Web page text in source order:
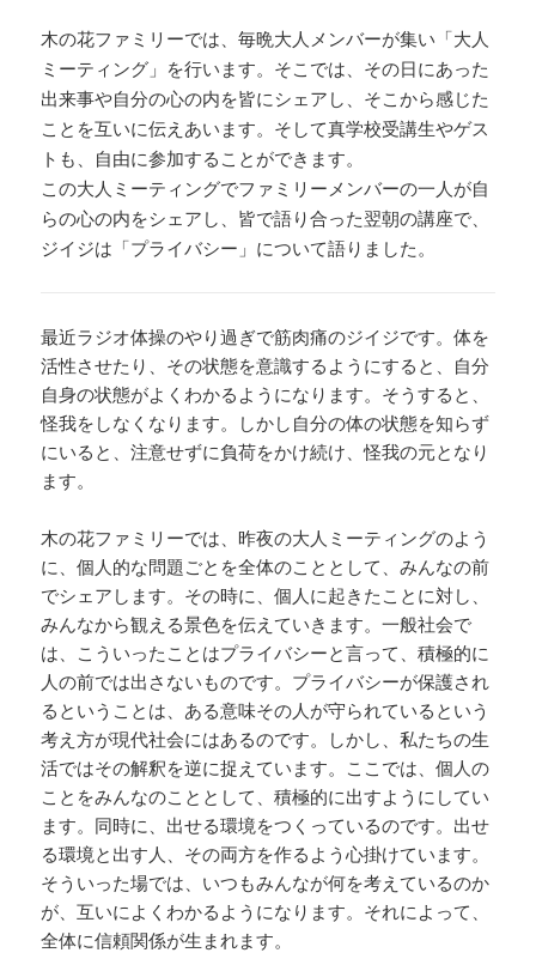
木の花ファミリーでは、毎晩大人メンバーが集い「大人
ミーティング」を行います。そこでは、その日にあった
出来事や自分の心の内を皆にシェアし、そこから感じた
ことを互いに伝えあいます。そして真学校受講生やゲス
トも、自由に参加することができます。
この大人ミーティングでファミリーメンバーの一人が自
らの心の内をシェアし、皆で語り合った翌朝の講座で、
ジイジは「プライバシー」について語りました 。
最近ラジオ体操のやり過ぎで筋肉痛のジイジです。体を
活性させたり、その状態を意識するようにすると、自分
自身の状態がよくわかるようになります。そうすると、
怪我をしなくなります。しかし自分の体の状態を知らず
にいると、注意せずに負荷をかけ続け、怪我の元となり
ます。
木の花ファミリーでは、昨夜の大人ミーティングのよう
に、個人的な問題ごとを全体のこととして、みんなの前
でシェアします。その時に、個人に起きたことに対し、
みんなから観える景色を伝えていきます。一般社会で
は、こういったことはプライバシーと言って、積極的に
人の前では出さないものです。プライバシーが保護され
るということは、ある意味その人が守られているという
考え方が現代社会にはあるのです。しかし、私たちの生
活ではその解釈を逆に捉えています。ここでは、個人の
ことをみんなのこととして、積極的に出すようにしてい
ます。同時に、出せる環境をつくっているのです。出せ
る環境と出す人、その両方を作るよう心掛けています。
そういった場では、いつもみんなが何を考えているのか
が、互いによくわかるようになります。それによって、
全体に信頼関係が生まれます。